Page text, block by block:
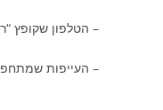
– הטלפון שקופץ
– העייפות